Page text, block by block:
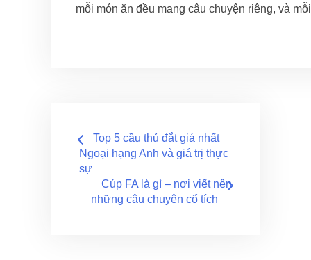
mỗi món ăn đều mang câu chuyện riêng, và
Điều
hướng
Top 5 cầu thủ đắt giá nhất
Ngoại hạng Anh và giá trị thực
sự
Cúp FA là gì – nơi viết nên
những câu chuyện cổ tích